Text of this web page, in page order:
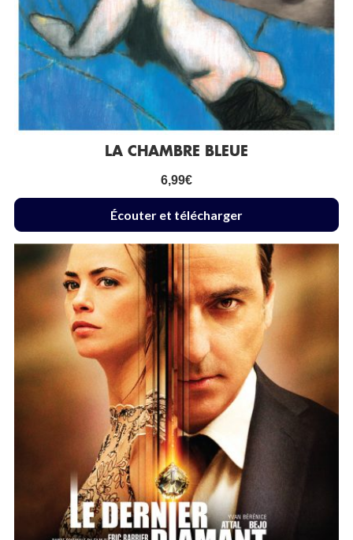
LA CHAMBRE BLEUE
6,99€
Écouter et télécharger